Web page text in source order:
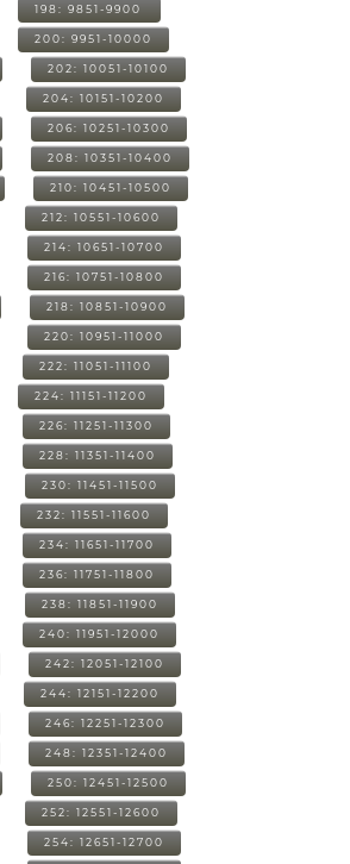
198: 9851-9900
200: 9951-10000
202: 10051-10100
204: 10151-10200
206: 10251-10300
208: 10351-10400
210: 10451-10500
212: 10551-10600
214: 10651-10700
216: 10751-10800
218: 10851-10900
220: 10951-11000
222: 11051-11100
224: 11151-11200
226: 11251-11300
228: 11351-11400
230: 11451-11500
232: 11551-11600
234: 11651-11700
236: 11751-11800
238: 11851-11900
240: 11951-12000
242: 12051-12100
244: 12151-12200
246: 12251-12300
248: 12351-12400
250: 12451-12500
252: 12551-12600
254: 12651-12700